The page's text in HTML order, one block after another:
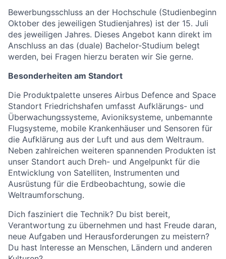
Bewerbungsschluss an der Hochschule (Studienbeginn
Oktober des jeweiligen Studienjahres) ist der 15. Juli
des jeweiligen Jahres. Dieses Angebot kann direkt im
Anschluss an das (duale) Bachelor-Studium belegt
werden, bei Fragen hierzu beraten wir Sie gerne.
Besonderheiten am Standort
Die Produktpalette unseres Airbus Defence and Space
Standort Friedrichshafen umfasst Aufklärungs- und
Überwachungssysteme, Avioniksysteme, unbemannte
Flugsysteme, mobile Krankenhäuser und Sensoren für
die Aufklärung aus der Luft und aus dem Weltraum.
Neben zahlreichen weiteren spannenden Produkten ist
unser Standort auch Dreh- und Angelpunkt für die
Entwicklung von Satelliten, Instrumenten und
Ausrüstung für die Erdbeobachtung, sowie die
Weltraumforschung.
Dich fasziniert die Technik? Du bist bereit,
Verantwortung zu übernehmen und hast Freude daran,
neue Aufgaben und Herausforderungen zu meistern?
Du hast Interesse an Menschen, Ländern und anderen